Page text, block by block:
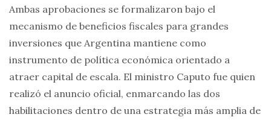
Ambas aprobaciones se formalizaron bajo el
mecanismo de beneficios fiscales para grandes
inversiones que Argentina mantiene como
instrumento de política económica orientado a
atraer capital de escala. El ministro Caputo fue quien
realizó el anuncio oficial, enmarcando las dos
habilitaciones dentro de una estrategia más amplia de